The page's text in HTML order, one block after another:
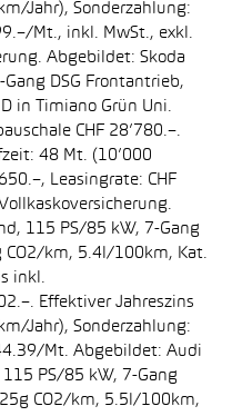
Jahr), Sonderzahlung:
Mt., inkl. MwSt., exkl.
Abgebildet: Skoda
DSG Frontantrieb,
in Timiano Grün Uni.
CHF 28’780.–.
48 Mt. (10’000
Leasingrate: CHF
115 PS/85 kW, 7-Gang
CO2/km, 5.4l/100km, Kat.
inkl.
Effektiver Jahreszins
Jahr), Sonderzahlung:
Mt. Abgebildet: Audi
PS/85 kW, 7-Gang
CO2/km, 5.5l/100km,